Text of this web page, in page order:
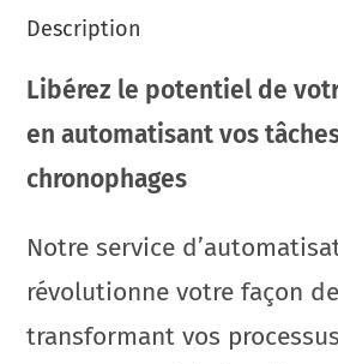
Description
Libérez le potentiel de
en automatisant vos
chronophages
Notre service
révolutionne votre façon
transformant vos